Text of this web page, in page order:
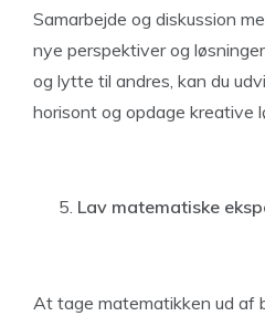
Samarbejde og diskussion
nye perspektiver og
og lytte til andres, kan du
horisont og opdage kreative
Lav matematiske
At tage matematikken ud af